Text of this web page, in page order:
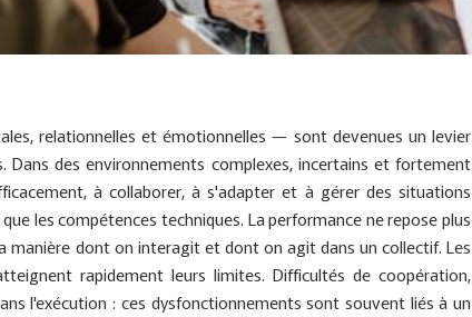
relationnelles et émotionnelles — sont devenues un levier
Dans des environnements complexes, incertains et fortement
à collaborer, à s'adapter et à gérer des situations
les compétences techniques. La performance ne repose plus
manière dont on interagit et dont on agit dans un collectif. Les
rapidement leurs limites. Difficultés de coopération,
l'exécution : ces dysfonctionnements sont souvent liés à un